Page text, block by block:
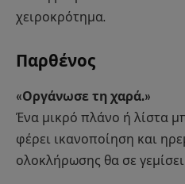
χειροκρότημα.
Παρθένος
«Οργάνωσε τη χαρά.»
Ένα μικρό πλάνο ή λίστα
φέρει ικανοποίηση και
ολοκλήρωσης θα σε